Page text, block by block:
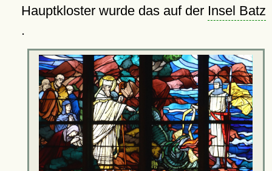
Hauptkloster wurde das auf der Insel Batz
.